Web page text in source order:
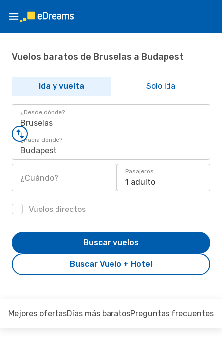
Vuelos baratos de Bruselas a Budapest
Ida y vuelta Solo ida
¿Desde dónde?
Bruselas
¿Hacia dónde?
Budapest
¿Cuándo?
Pasajeros
1 adulto
Vuelos directos
Buscar Vuelo + Hotel
Buscar vuelos
Mejores ofertasDías más baratosPreguntas frecuentes